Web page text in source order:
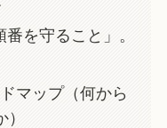
を守ること」。
マップ（何から